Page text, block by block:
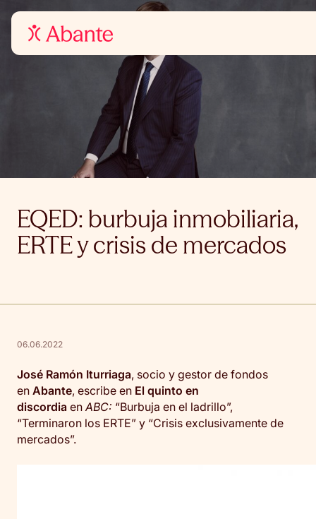
EQED: burbuja inmobiliaria,
ERTE y crisis de mercados
06.06.2022
José Ramón Iturriaga, socio y gestor de fondos
en Abante, escribe en El quinto en
discordia en ABC: “Burbuja en el ladrillo”,
“Terminaron los ERTE” y “Crisis exclusivamente de
mercados”.